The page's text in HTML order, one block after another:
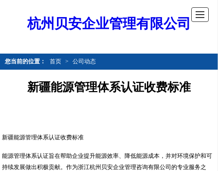
杭州贝安企业管理有限公司
您当前的位置： 首页 > 公司动态
新疆能源管理体系认证收费标准
新疆能源管理体系认证收费标准
能源管理体系认证旨在帮助企业提升能源效率、降低能源成本，并对环境保护和可
持续发展做出积极贡献。作为浙江杭州贝安企业管理咨询有限公司的专业服务之